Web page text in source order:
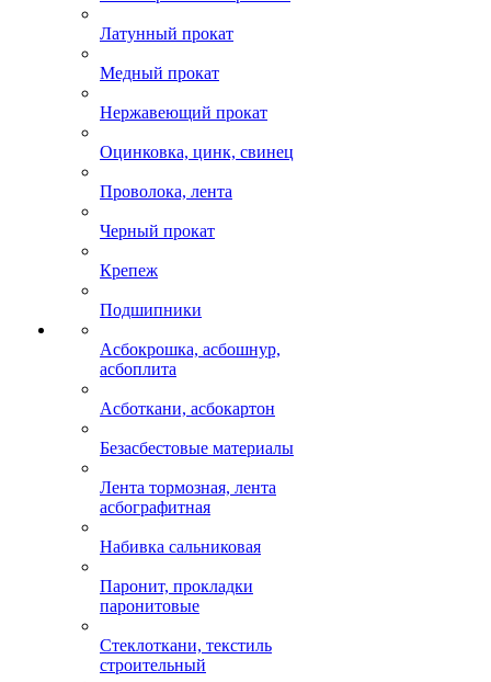
Латунный прокат
Медный прокат
Нержавеющий прокат
Оцинковка, цинк, свинец
Проволока, лента
Черный прокат
Крепеж
Подшипники
Асбокрошка, асбошнур,
асбоплита
Асботкани, асбокартон
Безасбестовые материалы
Лента тормозная, лента
асбографитная
Набивка сальниковая
Паронит, прокладки
паронитовые
Стеклоткани, текстиль
строительный